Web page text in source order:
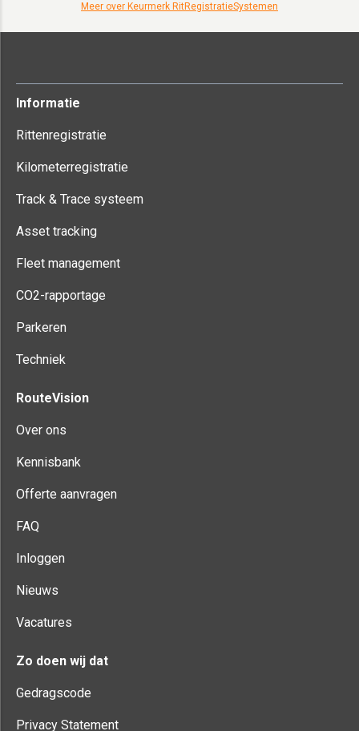
Meer over Keurmerk RitRegistratieSystemen
Informatie
Rittenregistratie
Kilometerregistratie
Track & Trace systeem
Asset tracking
Fleet management
CO2-rapportage
Parkeren
Techniek
RouteVision
Over ons
Kennisbank
Offerte aanvragen
FAQ
Inloggen
Nieuws
Vacatures
Zo doen wij dat
Gedragscode
Privacy Statement